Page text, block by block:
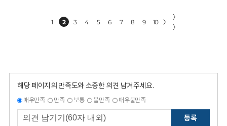
1 2 3 4 5 6 7 8 9 10 〉
〉
〉
해당 페이지의 만족도와 소중한 의견 남겨주세요.
매우만족 만족 보통 불만족 매우불만족
등록